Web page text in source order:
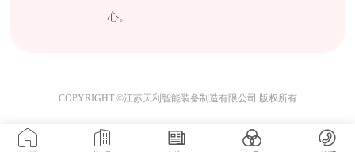
心。
COPYRIGHT ©江苏天利智能装备制造有限公司 版权所有